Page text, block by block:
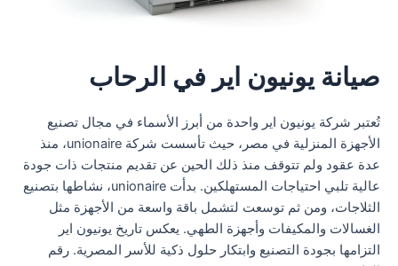
صيانة يونيون اير في الرحاب
تُعتبر شركة يونيون اير واحدة من أبرز الأسماء في مجال تصنيع
الأجهزة المنزلية في مصر، حيث تأسست شركة unionaire، منذ
عدة عقود ولم تتوقف منذ ذلك الحين عن تقديم منتجات ذات جودة
عالية تلبي احتياجات المستهلكين. بدأت unionaire، نشاطها بتصنيع
الثلاجات، ومن ثم توسعت لتشمل باقة واسعة من الأجهزة مثل
الغسالات والمكيفات وأجهزة الطهي. يعكس تاريخ يونيون اير
التزامها بجودة التصنيع وابتكار حلول ذكية للأسر المصرية. رقم